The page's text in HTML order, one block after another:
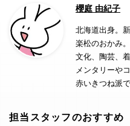
櫻庭 由紀子
北海道出身。
楽松のおかみ
文化、陶芸、
メンタリーや
赤いきつね派
担当スタッフのおすすめ